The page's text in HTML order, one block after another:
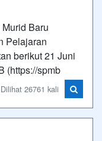
Baru
Pelajaran
berikut 21 Juni
(https://spmb
26761 kali